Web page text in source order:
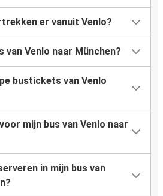
er vanuit Venlo?
van Venlo naar München?
bustickets van Venlo
mijn bus van Venlo naar
in mijn bus van